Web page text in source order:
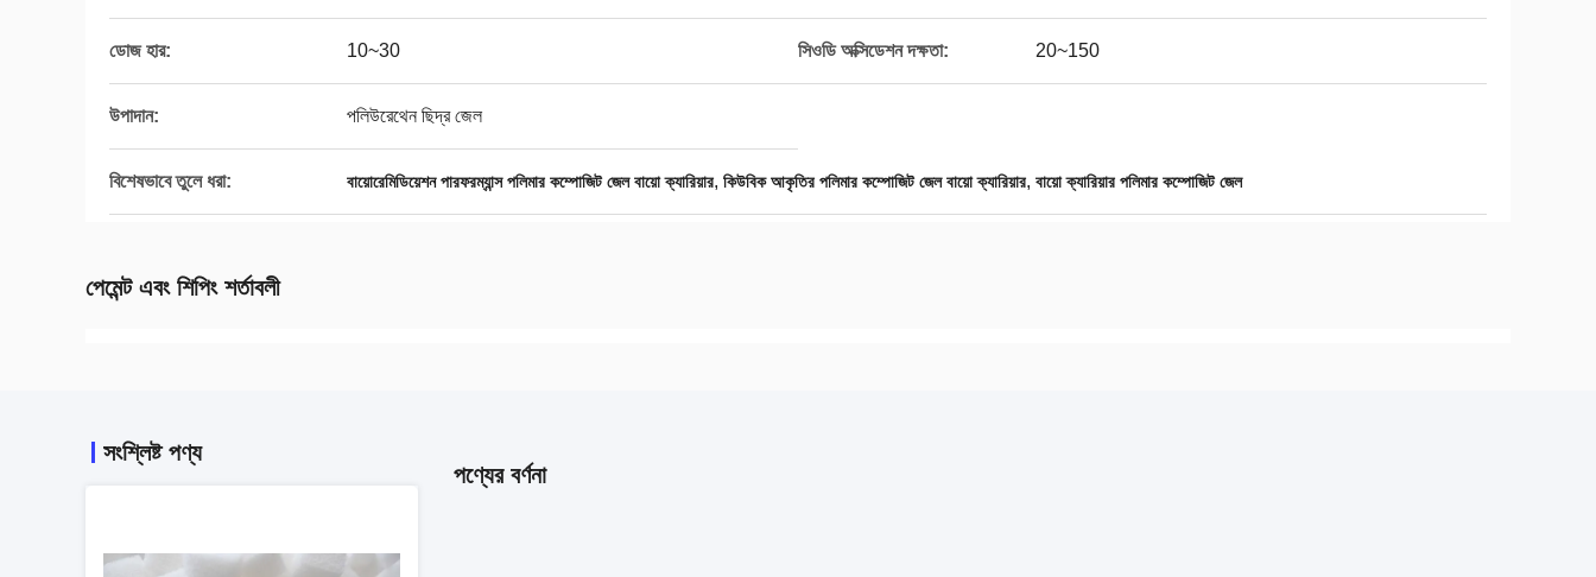
ডোজ হার: 10~30 সিওডি অক্সিডেশন দক্ষতা: 20~150
উপাদান: পলিউরেথেন ছিদ্র জেল
বিশেষভাবে তুলে ধরা: বায়োরেমিডিয়েশন পারফরম্যান্স পলিমার কম্পোজিট জেল বায়ো ক্যারিয়ার, কিউবিক আকৃতির পলিমার কম্পোজিট জেল বায়ো ক্যারিয়ার, বায়ো ক্যারিয়ার পলিমার কম্পোজিট জেল
পেমেন্ট এবং শিপিং শর্তাবলী
সংশ্লিষ্ট পণ্য
পণ্যের বর্ণনা